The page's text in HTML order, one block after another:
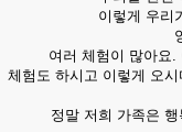
이렇게 우리
여러 체험이 많아요
체험도 하시고 이렇게 오
정말 저희 가족은